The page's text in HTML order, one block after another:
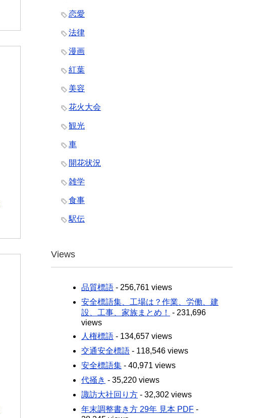
恋愛
法律
漫画
紅葉
美容
花火大会
観光
車
開花状況
雑学
食事
駅伝
Views
品質標語 - 256,761 views
安全標語集、工場は？作業、労働、建
設、工事、家族まとめ！
- 231,696
views
人権標語 - 134,657 views
交通安全標語 - 118,546 views
安全標語集 - 40,971 views
代掻き - 35,220 views
諏訪大社回り方 - 32,302 views
年末調整書き方 29年 見本 PDF -